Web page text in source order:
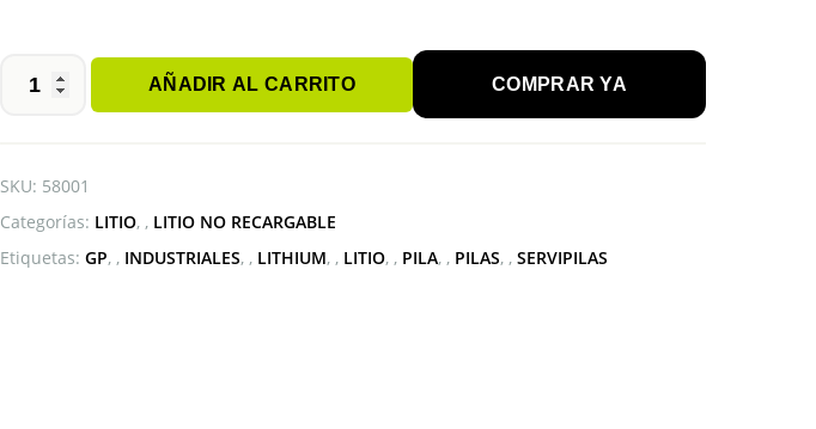
PILA
cantidad
AÑADIR AL CARRITO COMPRAR YA
SKU: 58001
Categorías: LITIO , LITIO NO RECARGABLE
Etiquetas: GP , INDUSTRIALES , LITHIUM , LITIO , PILA , PILAS , SERVIPILAS